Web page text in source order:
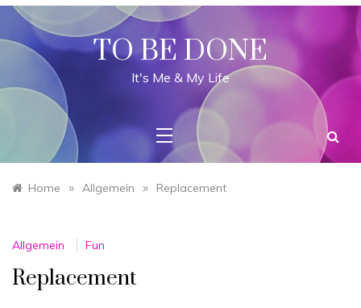
Skip
content
TO BE DONE
It's Me & My Life
Home » Allgemein » Replacement
Allgemein Fun
Replacement